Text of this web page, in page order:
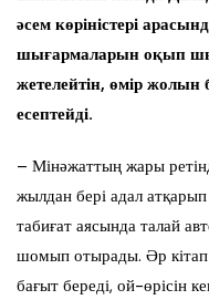
әсем көріністері
шығармаларын оқып
жетелейтін, өмір жолын
есептейді.
– Мінәжаттың жары
жылдан бері адал
табиғат аясында талай
шомып отырады. Әр кітап
бағыт береді, ой-өрісін